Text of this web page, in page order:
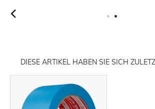
DIESE ARTIKEL HABEN SIE SICH